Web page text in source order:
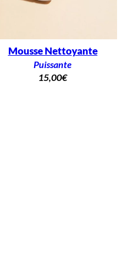
Mousse Nettoyante
Puissante
15,00€